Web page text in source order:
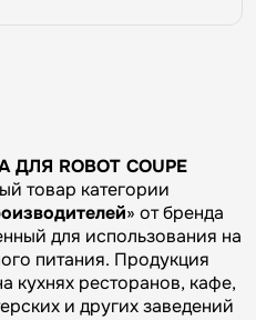
ROBOT COUPE
товар категории
» от бренда
для использования на
питания. Продукция
кухнях ресторанов, кафе,
и других заведений